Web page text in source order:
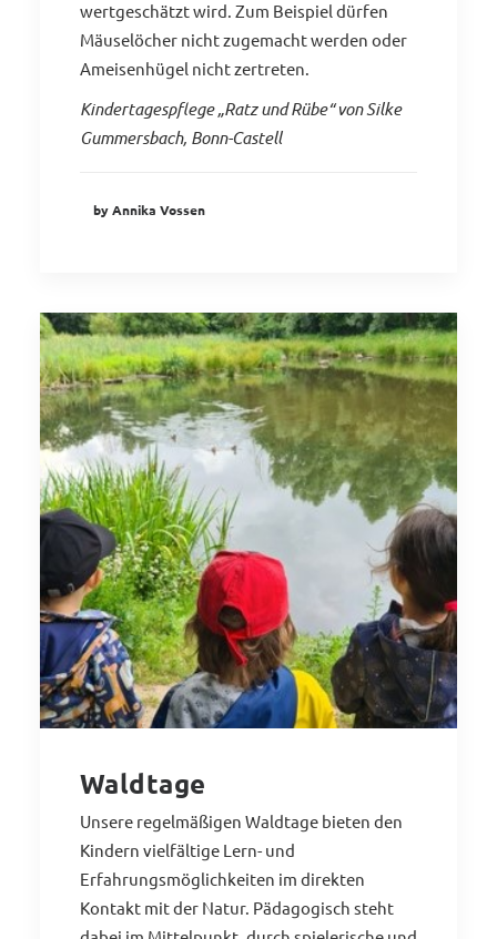
wertgeschätzt wird. Zum Beispiel dürfen
Mäuselöcher nicht zugemacht werden oder
Ameisenhügel nicht zertreten.
Kindertagespflege „Ratz und Rübe“ von Silke
Gummersbach, Bonn-Castell
by Annika Vossen
Waldtage
Unsere regelmäßigen Waldtage bieten den
Kindern vielfältige Lern- und
Erfahrungsmöglichkeiten im direkten
Kontakt mit der Natur. Pädagogisch steht